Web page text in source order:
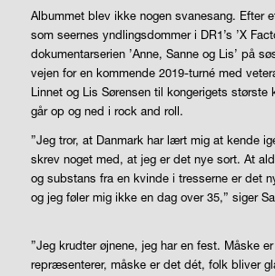
Albummet blev ikke nogen svanesang. Efter
som seernes yndlingsdommer i DR1’s ’X
dokumentarserien ’Anne, Sanne og Lis’ på
vejen for en kommende 2019-turné med
Linnet og Lis Sørensen til kongerigets største
går op og ned i rock and roll.
”Jeg tror, at Danmark har lært mig at kende
skrev noget med, at jeg er det nye sort. At
og substans fra en kvinde i tresserne er det
og jeg føler mig ikke en dag over 35,” siger
”Jeg krudter øjnene, jeg har en fest. Måske
repræsenterer, måske er det dét, folk bliver